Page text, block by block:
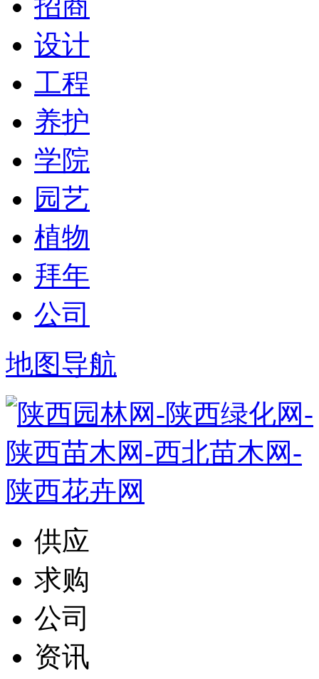
设计
工程
养护
学院
园艺
植物
拜年
公司
地图导航
供应
求购
公司
资讯